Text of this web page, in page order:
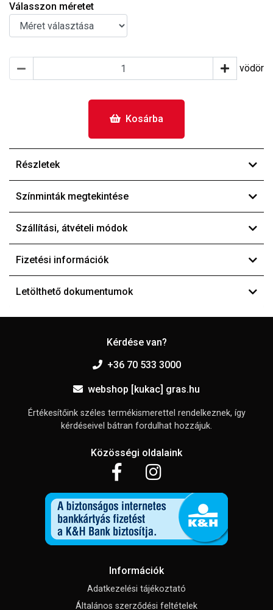
Válasszon méretet
vödör
Kosárba
Részletek
Színminták megtekintése
Szállítási, átvételi módok
Fizetési információk
Letölthető dokumentumok
Kérdése van?
+36 70 533 3000
webshop [kukac] gras.hu
Értékesítőink széles termékismerettel rendelkeznek, így
kérdéseivel bátran fordulhat hozzájuk.
Közösségi oldalaink
Információk
Adatkezelési tájékoztató
Általános szerződési feltételek